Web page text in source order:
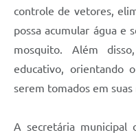
controle de vetores,
possa acumular água e
mosquito. Além
educativo, orientando
serem tomados em suas
A secretária municipal